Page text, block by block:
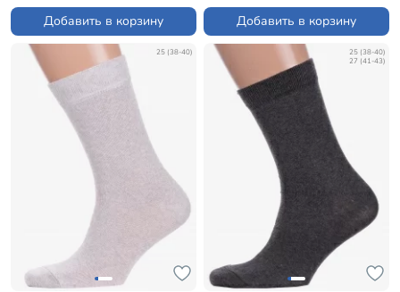
Добавить в корзину Добавить в корзину
25 (38-40)
25 (38-40)
27 (41-43)